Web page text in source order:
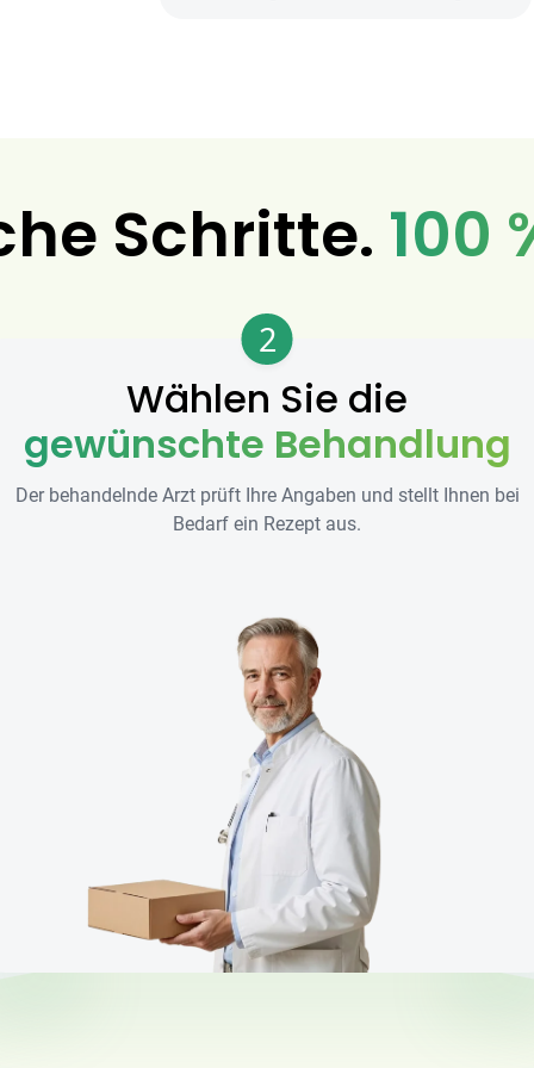
Schritte. 100
2
Wählen Sie die
gewünschte Behandlung
Der behandelnde Arzt prüft Ihre Angaben und stellt Ihnen bei
Bedarf ein Rezept aus.